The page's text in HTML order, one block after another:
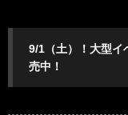
9/1（土）！大型イ
売中！